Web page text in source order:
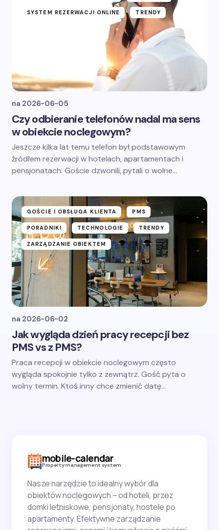
SYSTEM REZERWACJI ONLINE TRENDY
na 2026-06-05
Czy odbieranie telefonów nadal ma sens
w obiekcie noclegowym?
Jeszcze kilka lat temu telefon był podstawowym
źródłem rezerwacji w hotelach, apartamentach i
pensjonatach. Goście dzwonili, pytali o wolne…
GOŚCIE I OBSŁUGA KLIENTA PMS
PORADNIKI TECHNOLOGIE TRENDY
ZARZĄDZANIE OBIEKTEM
na 2026-06-02
Jak wygląda dzień pracy recepcji bez
PMS vs z PMS?
Praca recepcji w obiekcie noclegowym często
wygląda spokojnie tylko z zewnątrz. Gość pyta o
wolny termin. Ktoś inny chce zmienić datę…
mobile-calendar
Property management system
Nasze narzędzie to idealny wybór dla
obiektów noclegowych – od hoteli, przez
domki letniskowe, pensjonaty, hostele po
apartamenty. Efektywne zarządzanie